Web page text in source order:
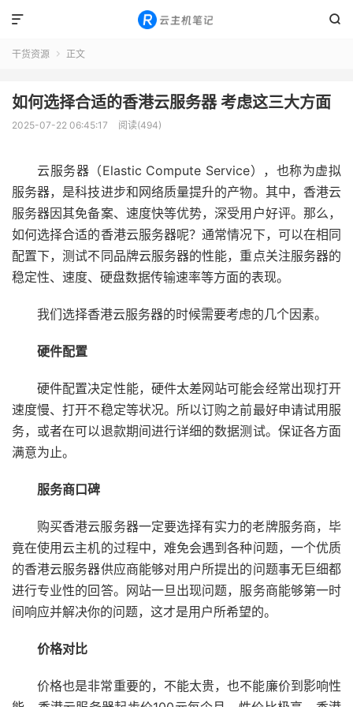


干货资源  正文
如何选择合适的香港云服务器 考虑这三大方面
2025-07-22 06:45:17 阅读(494)
云服务器（Elastic Compute Service），也称为虚拟
服务器，是科技进步和网络质量提升的产物。其中，香港云
服务器因其免备案、速度快等优势，深受用户好评。那么，
如何选择合适的香港云服务器呢？通常情况下，可以在相同
配置下，测试不同品牌云服务器的性能，重点关注服务器的
稳定性、速度、硬盘数据传输速率等方面的表现。
我们选择香港云服务器的时候需要考虑的几个因素。
硬件配置
硬件配置决定性能，硬件太差网站可能会经常出现打开
速度慢、打开不稳定等状况。所以订购之前最好申请试用服
务，或者在可以退款期间进行详细的数据测试。保证各方面
满意为止。
服务商口碑
购买香港云服务器一定要选择有实力的老牌服务商，毕
竟在使用云主机的过程中，难免会遇到各种问题，一个优质
的香港云服务器供应商能够对用户所提出的问题事无巨细都
进行专业性的回答。网站一旦出现问题，服务商能够第一时
间响应并解决你的问题，这才是用户所希望的。
价格对比
价格也是非常重要的，不能太贵，也不能廉价到影响性